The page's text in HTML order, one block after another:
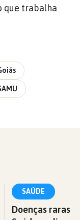
que trabalha
SAÚDE
Doenças raras: